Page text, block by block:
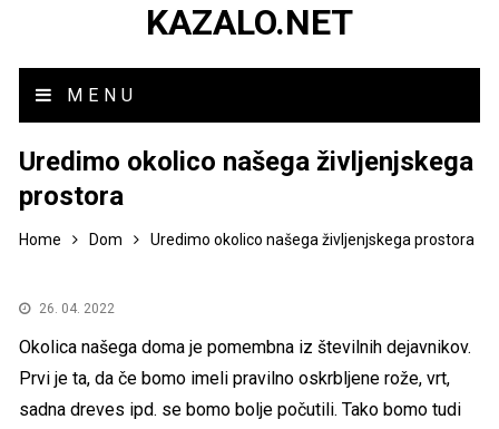
KAZALO.NET
MENU
Uredimo okolico našega življenjskega
prostora
Home Dom Uredimo okolico našega življenjskega prostora
26. 04. 2022
Okolica našega doma je pomembna iz številnih dejavnikov.
Prvi je ta, da če bomo imeli pravilno oskrbljene rože, vrt,
sadna dreves ipd. se bomo bolje počutili. Tako bomo tudi